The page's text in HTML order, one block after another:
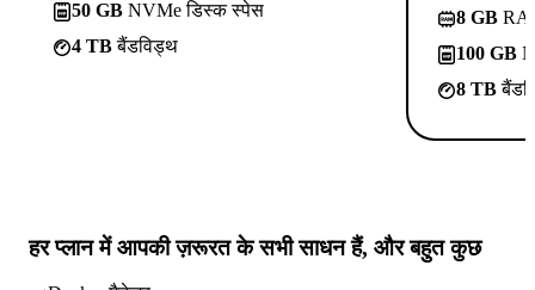
50 GB NVMe डिस्क स्पेस
4 TBबैंडविड्थ
8 GB
100 GB
8 TB
हर प्लान मेंआपकी ज़रूरत के सभी साधनहैं, और बहुत कुछ